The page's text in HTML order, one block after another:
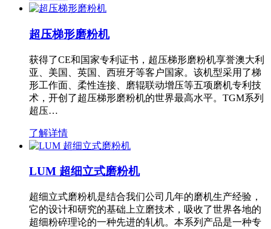
超压梯形磨粉机
获得了CE和国家专利证书，超压梯形磨粉机享誉澳大利
亚、美国、英国、西班牙等客户国家。该机型采用了梯
形工作面、柔性连接、磨辊联动增压等五项磨机专利技
术，开创了超压梯形磨粉机的世界最高水平。TGM系列
超压…
了解详情
LUM 超细立式磨粉机
超细立式磨粉机是结合我们公司几年的磨机生产经验，
它的设计和研究的基础上立磨技术，吸收了世界各地的
超细粉碎理论的一种先进的轧机。本系列产品是一种专